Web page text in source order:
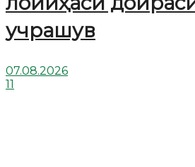
учрашув
07.08.2026
11